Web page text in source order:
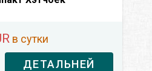
в сутки
ДЕТАЛЬНЕЙ